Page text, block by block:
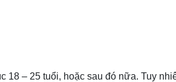
18 – 25 tuổi, hoặc sau đó nữa. Tuy